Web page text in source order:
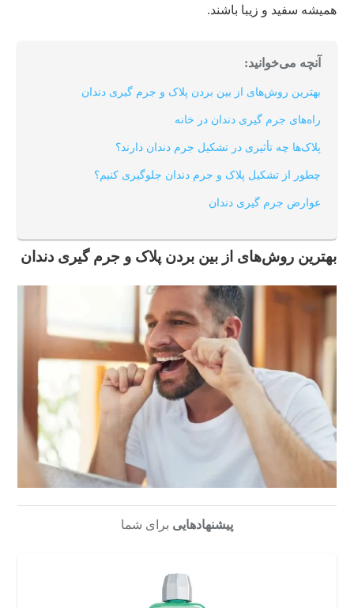
همیشه سفید و زیبا باشند.
آنچه می‌خوانید:
بهترین روش‌های از بین بردن پلاک و جرم گیری دندان
راه‌های جرم گیری دندان در خانه
پلاک‌ها چه تأثیری در تشکیل جرم دندان دارند؟
چطور از تشکیل پلاک و جرم دندان جلوگیری کنیم؟
عوارض جرم گیری دندان
بهترین روش‌های از بین بردن پلاک و جرم گیری دندان
پیشنهادهایی برای شما